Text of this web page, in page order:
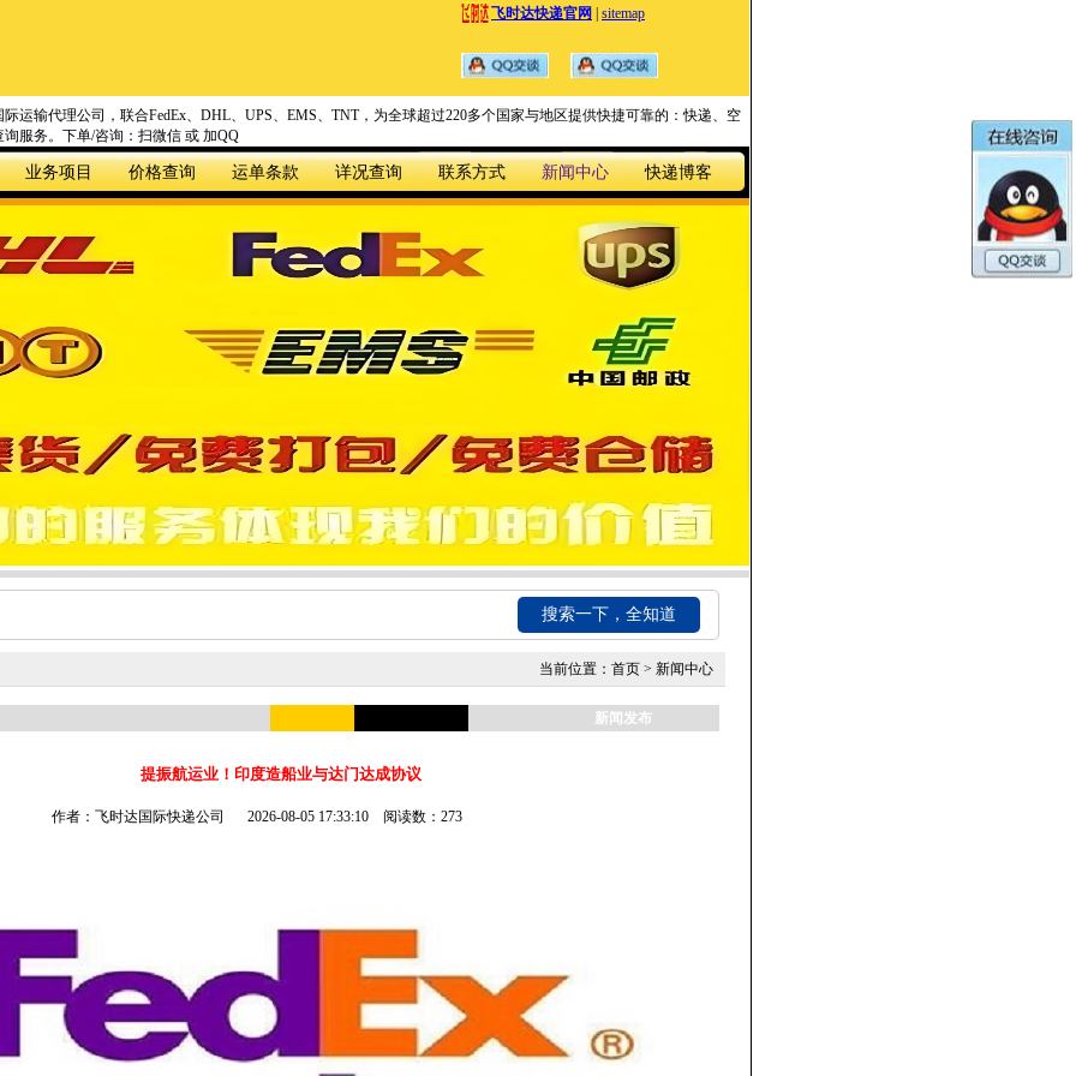
飞时达快递官网 sitemap
运输代理公司，联合FedEx、DHL、UPS、EMS、TNT，为全球超过220多个国家与地区提供快捷可靠的：快递、空
服务。下单/咨询：扫微信 或 加QQ
业务项目 价格查询 运单条款 详况查询 联系方式 新闻中心 快递博客
搜索一下，全知道
当前位置： 首页 > 新闻中心
新闻发布
提振航运业！印度造船业与达门达成协议
作者：飞时达国际快递公司 2026-08-05 17:33:10 阅读数：273